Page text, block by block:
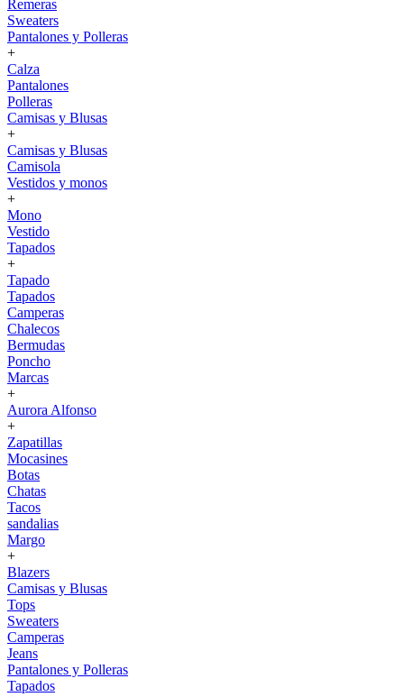
Remeras
Sweaters
Pantalones y Polleras
+
Calza
Pantalones
Polleras
Camisas y Blusas
+
Camisas y Blusas
Camisola
Vestidos y monos
+
Mono
Vestido
Tapados
+
Tapado
Tapados
Camperas
Chalecos
Bermudas
Poncho
Marcas
+
Aurora Alfonso
+
Zapatillas
Mocasines
Botas
Chatas
Tacos
sandalias
Margo
+
Blazers
Camisas y Blusas
Tops
Sweaters
Camperas
Jeans
Pantalones y Polleras
Tapados